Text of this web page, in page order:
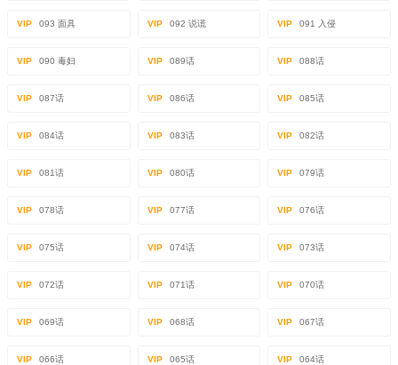
VIP 093 面具 VIP 092 说谎 VIP 091 入侵
VIP 090 毒妇 VIP 089话 VIP 088话
VIP 087话 VIP 086话 VIP 085话
VIP 084话 VIP 083话 VIP 082话
VIP 081话 VIP 080话 VIP 079话
VIP 078话 VIP 077话 VIP 076话
VIP 075话 VIP 074话 VIP 073话
VIP 072话 VIP 071话 VIP 070话
VIP 069话 VIP 068话 VIP 067话
VIP 066话 VIP 065话 VIP 064话